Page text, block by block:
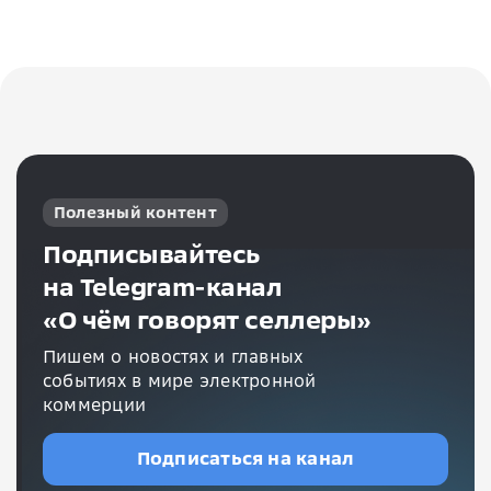
Полезный контент
Подписывайтесь
на Telegram-канал
«О чём говорят селлеры»
Пишем о новостях и главных
событиях в мире электронной
коммерции
Подписаться на канал